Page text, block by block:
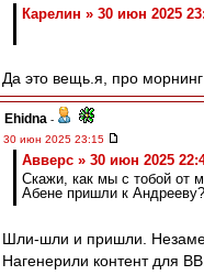
Карелин » 30 июн 2025
Да это вещь.я, про морнинг
Ehidna -
30 июн 2025 23:15
Авверс » 30 июн 2025
Скажи, как мы с тобой от
Абене пришли к
Шли-шли и пришли.
Нагенерили контент для